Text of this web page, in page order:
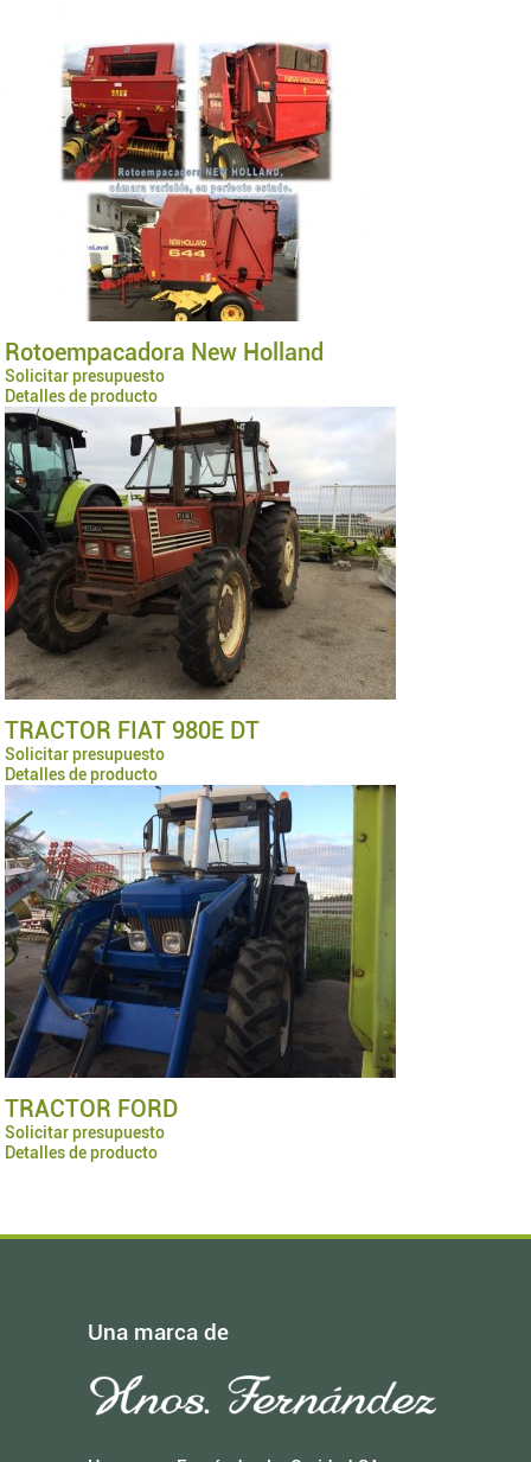
Rotoempacadora New Holland
Solicitar presupuesto
Detalles de producto
TRACTOR FIAT 980E DT
Solicitar presupuesto
Detalles de producto
TRACTOR FORD
Solicitar presupuesto
Detalles de producto
Una marca de